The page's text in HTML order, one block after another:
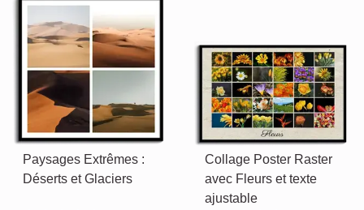
Paysages Extrêmes :
Déserts et Glaciers
Collage Poster Raster
avec Fleurs et texte
ajustable